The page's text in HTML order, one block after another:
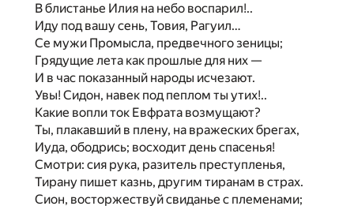
В блистанье Илия на небо воспарил!..
Иду под вашу сень, Товия, Рагуил…
Се мужи Промысла, предвечного зеницы;
Грядущие лета как прошлые для них —
И в час показанный народы исчезают.
Увы! Сидон, навек под пеплом ты утих!..
Какие вопли ток Евфрата возмущают?
Ты, плакавший в плену, на вражеских брегах,
Иуда, ободрись; восходит день спасенья!
Смотри: сия рука, разитель преступленья,
Тирану пишет казнь, другим тиранам в страх.
Сион, восторжествуй свиданье с племенами;